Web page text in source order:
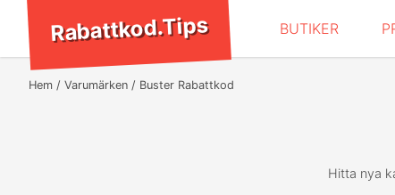
Rabattkod.Tips BUTIKER
Hem Varumärken Buster Rabattkod
Hitta nya